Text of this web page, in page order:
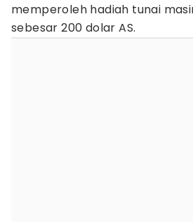
memperoleh hadiah tunai
sebesar 200 dolar AS.